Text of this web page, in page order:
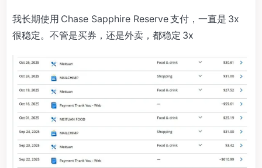
我长期使用 Chase Sapphire Reserve 支付，一直是 3x
很稳定。不管是买券，还是外卖，都稳定 3x